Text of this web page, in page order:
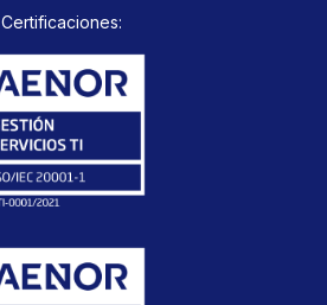
Certificaciones: